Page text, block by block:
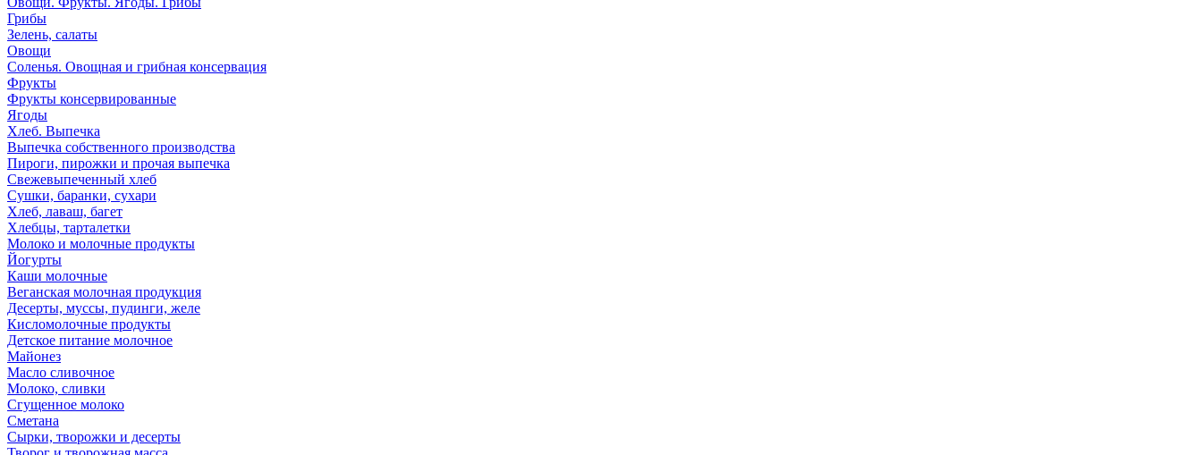
Грибы
Зелень, салаты
Овощи
Соленья. Овощная и грибная консервация
Фрукты
Фрукты консервированные
Ягоды
Хлеб. Выпечка
Выпечка собственного производства
Пироги, пирожки и прочая выпечка
Свежевыпеченный хлеб
Сушки, баранки, сухари
Хлеб, лаваш, багет
Хлебцы, тарталетки
Молоко и молочные продукты
Йогурты
Каши молочные
Веганская молочная продукция
Десерты, муссы, пудинги, желе
Кисломолочные продукты
Детское питание молочное
Майонез
Масло сливочное
Молоко, сливки
Сгущенное молоко
Сметана
Сырки, творожки и десерты